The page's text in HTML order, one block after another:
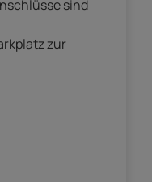
sind
zur